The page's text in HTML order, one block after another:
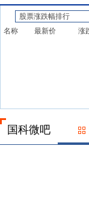
股票涨跌幅排行
名称
最新价 涨
国科微吧